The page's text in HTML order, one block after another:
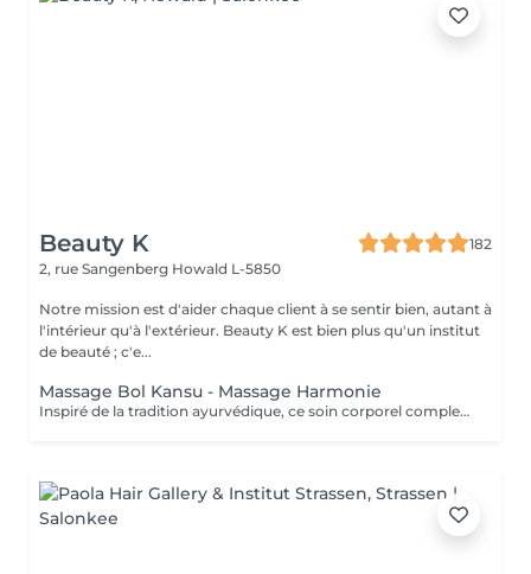
Beauty K
182
2, rue Sangenberg Howald L-5850
Notre mission est d'aider chaque client à se sentir bien, autant à
l'intérieur qu'à l'extérieur. Beauty K est bien plus qu'un institut
de beauté ; c'e...
Massage Bol Kansu - Massage Harmonie
Inspiré de la tradition ayurvédique, ce soin corporel complet, au rythme lent et doux, associe des manuvres enveloppantes et l'utilisation du bol Kansu. Il procure un profond sentiment de détente, apaisant le mental, réduisant le stress et revitalisant l'énergie pour harmoniser corps et esprit. Bienfaits corporels : Soulage les tensions musculaires Améliore la circulation sanguine et lymphatique Favorise l'élimination des toxines Optimise les échanges cellulaires Pour l'esprit : Détente profonde et apaisement mental Améliore la qualité du sommeil Combat l'insomnie et le stress Stimule la circulation énergétique, favorisant l'équilibre global